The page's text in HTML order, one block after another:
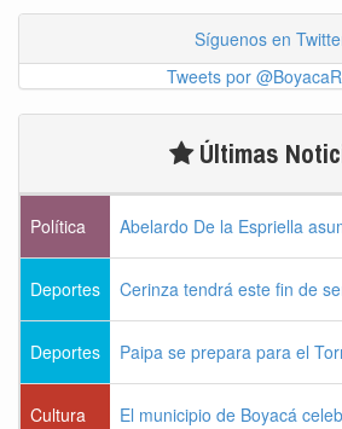
Síguenos en
Tweets por
Últimas
Política Abelardo De la Espriella
Deportes Cerinza tendrá este fin de
Deportes Paipa se prepara para el
Cultura El municipio de Boyacá